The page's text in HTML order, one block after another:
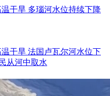
干旱 多瑙河水位持续下降
干旱 法国卢瓦尔河水位下
从河中取水